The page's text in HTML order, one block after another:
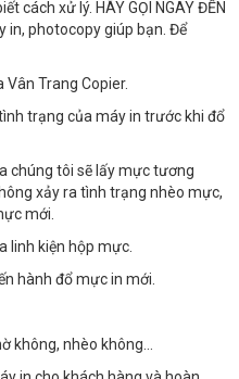
cách xử lý. HÃY GỌI NGAY ĐẾN
in, photocopy giúp bạn. Để
Trang Copier.
trạng của máy in trước khi đổ
chúng tôi sẽ lấy mực tương
xảy ra tình trạng nhèo mực,
mới.
linh kiện hộp mực.
hành đổ mực in mới.
không, nhèo không…